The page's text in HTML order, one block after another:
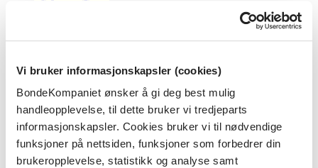
Vi bruker informasjonskapsler (cookies)
BondeKompaniet ønsker å gi deg best mulig
handleopplevelse, til dette bruker vi tredjeparts
informasjonskapsler. Cookies bruker vi til nødvendige
funksjoner på nettsiden, funksjoner som forbedrer din
brukeropplevelse, statistikk og analyse samt
Informasjonskapsler
BondeKompaniet
Våre butikker
Presse
Ledige stillinger
Bonde og bedriftskunde